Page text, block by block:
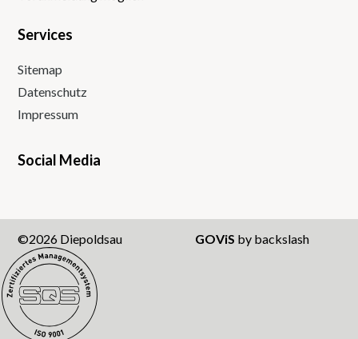
Services
Sitemap
Datenschutz
Impressum
Social Media
©2026 Diepoldsau GOViS by backslash